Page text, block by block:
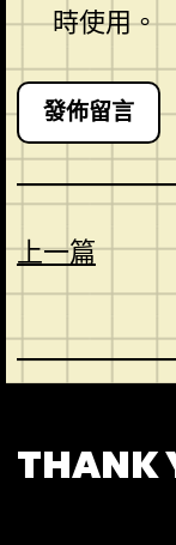
時使用。
上一篇
THANK